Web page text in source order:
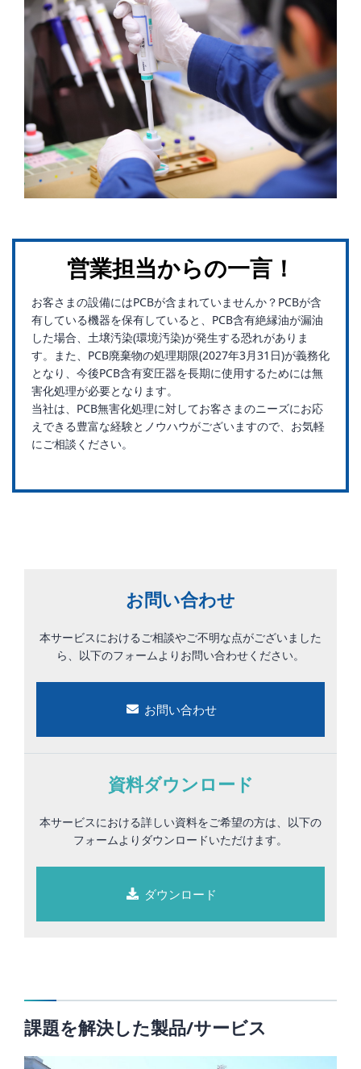
営業担当からの一言！
お客さまの設備にはPCBが含まれていませんか？PCBが含
有している機器を保有していると、PCB含有絶縁油が漏油
した場合、土壌汚染(環境汚染)が発生する恐れがありま
す。また、PCB廃棄物の処理期限(2027年3月31日)が義務化
となり、今後PCB含有変圧器を長期に使用するためには無
害化処理が必要となります。
当社は、PCB無害化処理に対してお客さまのニーズにお応
えできる豊富な経験とノウハウがございますので、お気軽
にご相談ください。
お問い合わせ
本サービスにおけるご相談やご不明な点がございました
ら、以下のフォームよりお問い合わせください。
お問い合わせ
資料ダウンロード
本サービスにおける詳しい資料をご希望の方は、以下の
フォームよりダウンロードいただけます。
ダウンロード
課題を解決した製品/サービス